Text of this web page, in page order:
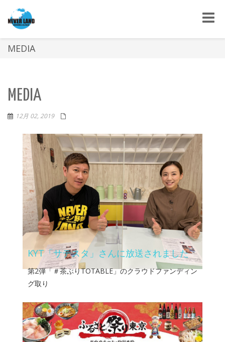
Toggle
MEDIA
MEDIA
12月 02, 2019
KYT「サテスタ」さんに放送されました
第2弾「＃茶ぶりTOTABLE」のクラウドファンディン
グ取り